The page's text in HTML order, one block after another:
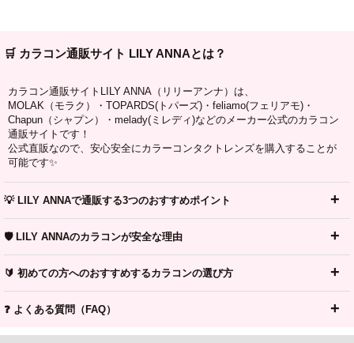
🛒 カラコン通販サイト LILY ANNAとは？
カラコン通販サイトLILY ANNA（リリーアンナ）は、
MOLAK（モラク）・TOPARDS(トパーズ)・feliamo(フェリアモ)・
Chapun（シャプン）・melady(ミレディ)などのメーカー公式のカラコン
通販サイトです！
公式直販なので、安心安全にカラーコンタクトレンズを購入することが
可能です✨
💡 LILY ANNAで通販する3つのおすすめポイント
🛡️ LILY ANNAのカラコンが安全な理由
🔰 初めての方へのおすすめするカラコンの選び方
❓ よくある質問（FAQ）